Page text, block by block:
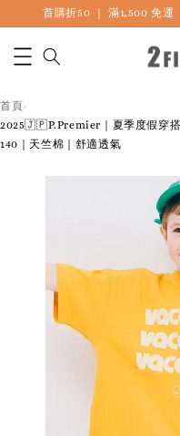
首購折50 ｜ 滿1,500 免運
首頁›
2025🇯🇵P.Premier｜夏季度假穿搭
140｜天竺棉｜舒適透氣